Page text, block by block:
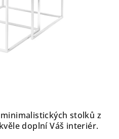
stolků z
doplní Váš interiér.